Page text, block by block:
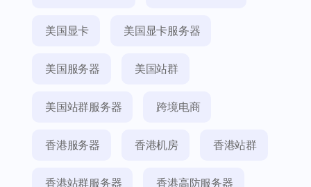
美国显卡 美国显卡服务器
美国服务器 美国站群
美国站群服务器 跨境电商
香港服务器 香港机房 香港站群
香港站群服务器 香港高防服务器